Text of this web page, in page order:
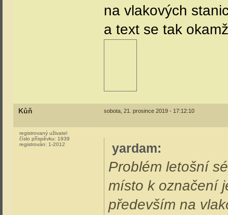
na vlakových
a text se tak
Kůň sobota, 21. prosince 2019 - 17:12:10
registrovaný uživatel
číslo příspěvku: 1939
registrován: 1-2012 yardam:
Problém letošní
místo k označení
především na